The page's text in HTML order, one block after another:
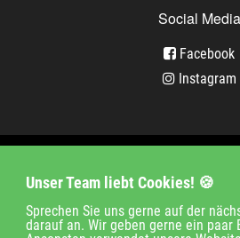
Unser Team liebt Cookies! 🍪
Sprechen Sie uns gerne auf der
darauf an. Wir geben gerne ein paar
Social Media
Facebook
Instagram
Unternehmen
Jobs Kontakt
Impressum